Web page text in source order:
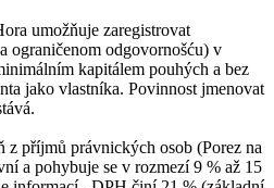
umožňuje zaregistrovat
ograničenom odgovornošću) v
kapitálem pouhých a bez
jako vlastníka. Povinnost jmenovat
z příjmů právnických osob (Porez na
a pohybuje se v rozmezí 9 % až 15